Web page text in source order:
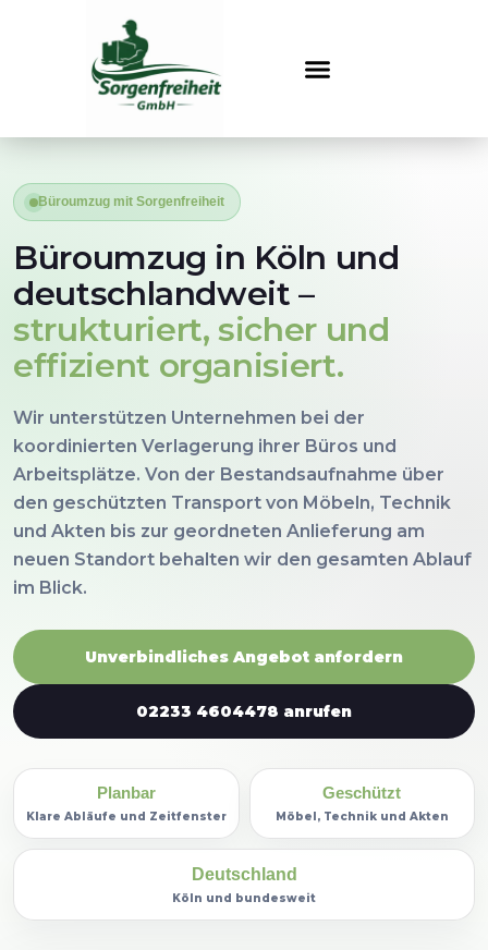
Büroumzug mit Sorgenfreiheit
Büroumzug in Köln und
deutschlandweit –
strukturiert, sicher und
effizient organisiert.
Wir unterstützen Unternehmen bei der
koordinierten Verlagerung ihrer Büros und
Arbeitsplätze. Von der Bestandsaufnahme über
den geschützten Transport von Möbeln, Technik
und Akten bis zur geordneten Anlieferung am
neuen Standort behalten wir den gesamten Ablauf
im Blick.
Unverbindliches Angebot anfordern
02233 4604478 anrufen
Planbar
Klare Abläufe und Zeitfenster
Geschützt
Möbel, Technik und Akten
Deutschland
Köln und bundesweit